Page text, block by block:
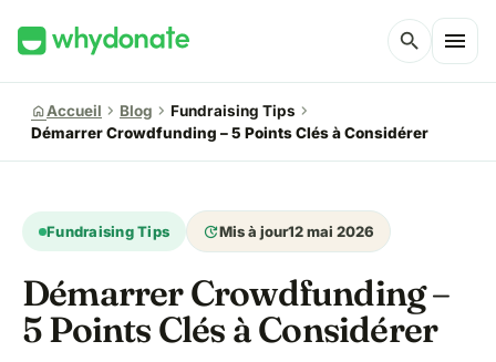
search menu
homeAccueil chevron_right Blog chevron_right Fundraising Tips chevron_right
Démarrer Crowdfunding – 5 Points Clés à Considérer
Fundraising Tips updateMis à jour12 mai 2026
Démarrer Crowdfunding –
5 Points Clés à Considérer